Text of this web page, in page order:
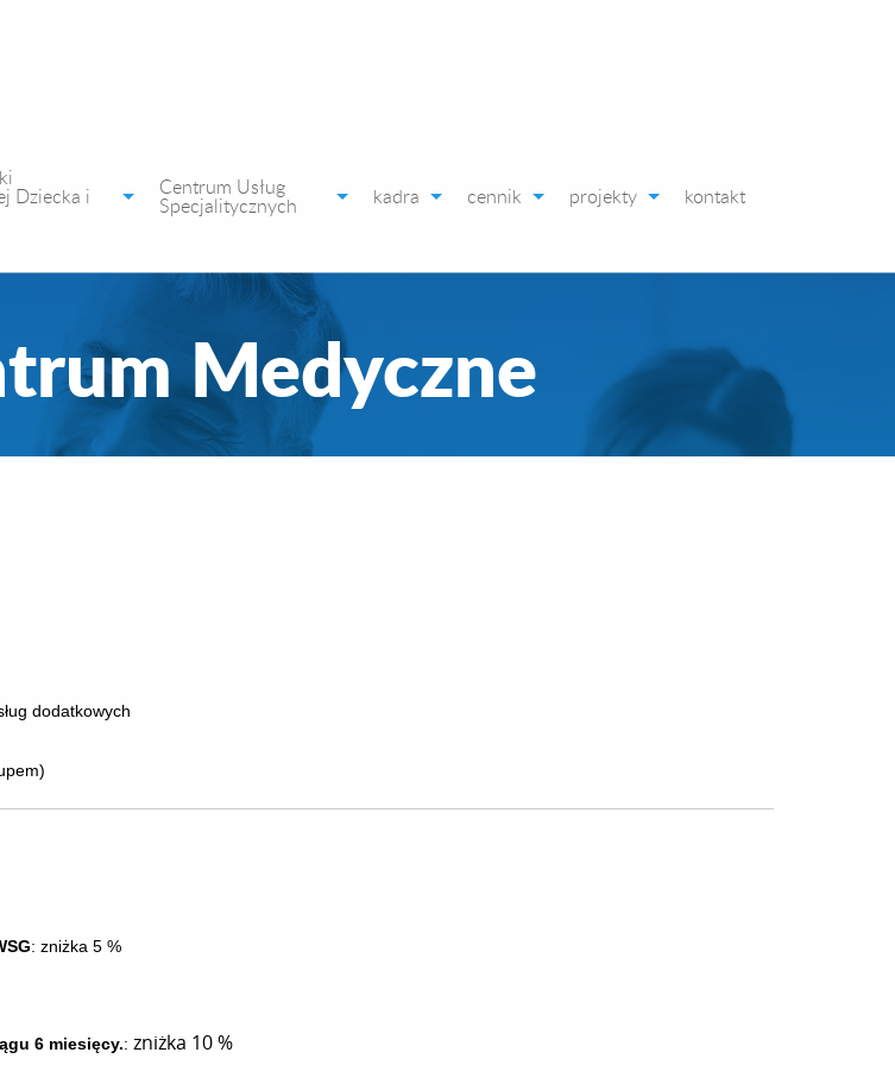
Dziecka i Centrum Usług
Specjalitycznych kadra cennik projekty kontakt
Medyczne
dodatkowych
: zniżka 5 %
6 miesięcy.: zniżka 10 %